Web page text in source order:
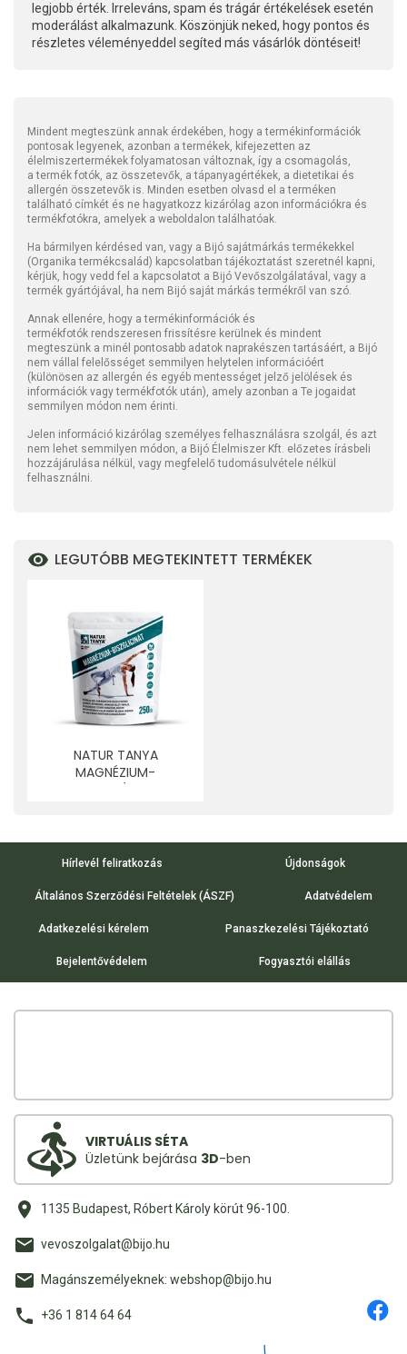
legjobb érték. Irreleváns, spam és trágár értékelések esetén
moderálást alkalmazunk. Köszönjük neked, hogy pontos és
részletes véleményeddel segíted más vásárlók döntéseit!
Mindent megteszünk annak érdekében, hogy a termékinformációk
pontosak legyenek, azonban a termékek, kifejezetten az
élelmiszertermékek folyamatosan változnak, így a csomagolás,
a termék fotók, az összetevők, a tápanyagértékek, a dietetikai és
allergén összetevők is. Minden esetben olvasd el a terméken
található címkét és ne hagyatkozz kizárólag azon információkra és
termékfotókra, amelyek a weboldalon találhatóak.
Ha bármilyen kérdésed van, vagy a Bijó sajátmárkás termékekkel
(Organika termékcsalád) kapcsolatban tájékoztatást szeretnél kapni,
kérjük, hogy vedd fel a kapcsolatot a Bijó Vevőszolgálatával, vagy a
termék gyártójával, ha nem Bijó saját márkás termékről van szó.
Annak ellenére, hogy a termékinformációk és
termékfotók rendszeresen frissítésre kerülnek és mindent
megteszünk a minél pontosabb adatok naprakészen tartásáért, a Bijó
nem vállal felelősséget semmilyen helytelen információért
(különösen az allergén és egyéb mentességet jelző jelölések és
információk vagy termékfotók után), amely azonban a Te jogaidat
semmilyen módon nem érinti.
Jelen információ kizárólag személyes felhasználásra szolgál, és azt
nem lehet semmilyen módon, a Bijó Élelmiszer Kft. előzetes írásbeli
hozzájárulása nélkül, vagy megfelelő tudomásulvétele nélkül
felhasználni.
LEGUTÓBB MEGTEKINTETT TERMÉKEK
NATUR TANYA
MAGNÉZIUM-
Hírlevél feliratkozás Újdonságok
Általános Szerződési Feltételek (ÁSZF) Adatvédelem
Adatkezelési kérelem Panaszkezelési Tájékoztató
Bejelentővédelem Fogyasztói elállás
VIRTUÁLIS SÉTA
Üzletünk bejárása 3D-ben
1135 Budapest, Róbert Károly körút 96-100.
vevoszolgalat@bijo.hu
Magánszemélyeknek: webshop@bijo.hu
+36 1 814 64 64